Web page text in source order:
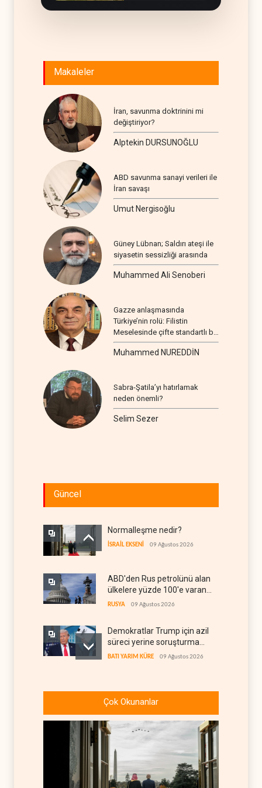
Makaleler
İran, savunma doktrinini mi
değiştiriyor?
Alptekin DURSUNOĞLU
ABD savunma sanayi verileri ile
İran savaşı
Umut Nergisoğlu
Güney Lübnan; Saldırı ateşi ile
siyasetin sessizliği arasında
Muhammed Ali Senoberi
Gazze anlaşmasında
Türkiye’nin rolü: Filistin
Meselesinde çifte standartlı bir
seyir
Muhammed NUREDDİN
Sabra-Şatila’yı hatırlamak
neden önemli?
Selim Sezer
Güncel
Normalleşme nedir?
İSRAİL EKSENİ 09 Ağustos 2026
ABD'den Rus petrolünü alan
ülkelere yüzde 100'e varan
gümrük vergisi
RUSYA 09 Ağustos 2026
Demokratlar Trump için azil
süreci yerine soruşturma
hazırlıyor
BATI YARIM KÜRE 09 Ağustos 2026
Afrika'daki petrol
üreticilerine yaradı
Pentagon silah şirketlerine
BATI YARIM KÜRE 09 Ağustos 2026
Çok Okunanlar